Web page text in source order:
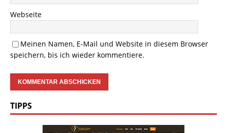
Webseite
Meinen Namen, E-Mail und Website in diesem Browser
speichern, bis ich wieder kommentiere.
TIPPS